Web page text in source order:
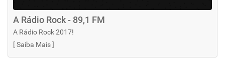
A Rádio Rock - 89,1 FM
A Rádio Rock 2017!
[Saiba Mais]